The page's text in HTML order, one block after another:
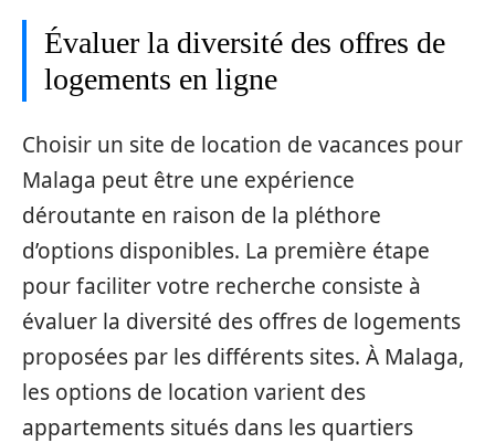
Évaluer la diversité des offres de
logements en ligne
Choisir un site de location de vacances pour
Malaga peut être une expérience
déroutante en raison de la pléthore
d’options disponibles. La première étape
pour faciliter votre recherche consiste à
évaluer la diversité des offres de logements
proposées par les différents sites. À Malaga,
les options de location varient des
appartements situés dans les quartiers